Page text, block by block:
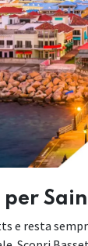
per
e resta